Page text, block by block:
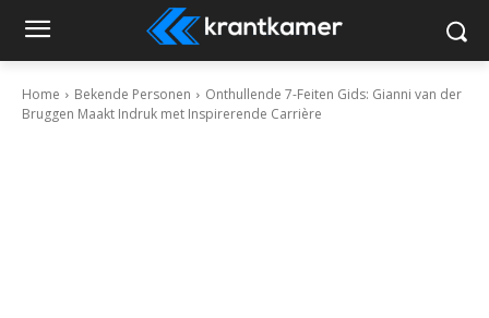
Home Bekende Personen
Onthullende 7-Feiten Gids: Gianni van der
Bruggen Maakt Indruk met Inspirerende Carrière